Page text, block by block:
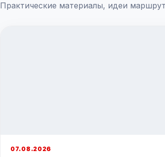
Практические материалы, идеи
07.08.2026